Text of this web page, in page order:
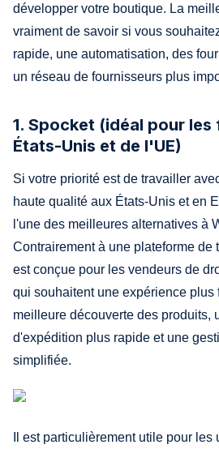
développer votre boutique. La
vraiment de savoir si vous
rapide, une automatisation, des
un réseau de fournisseurs plus
1. Spocket (idéal pour
États-Unis et de l'UE)
Si votre priorité est de travailler
haute qualité aux États-Unis et en
l'une des meilleures alternatives à
Contrairement à une plateforme de
est conçue pour les vendeurs de
qui souhaitent une expérience plus
meilleure découverte des produits,
d'expédition plus rapide et une
simplifiée.
Il est particulièrement utile pour